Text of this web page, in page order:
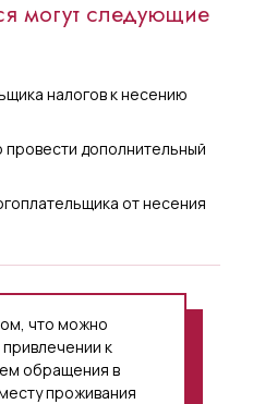
могут следующие
налогов к несению
дополнительный
от несения
что можно
к
обращения в
проживания